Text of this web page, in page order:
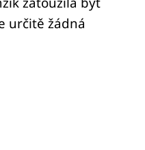
určitě žádná